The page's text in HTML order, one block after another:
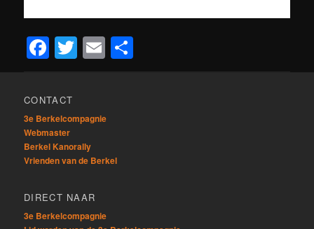
Facebook
Twitter
Email
CONTACT
3e Berkelcompagnie
Webmaster
Berkel Kanorally
Vrienden van de Berkel
DIRECT NAAR
3e Berkelcompagnie